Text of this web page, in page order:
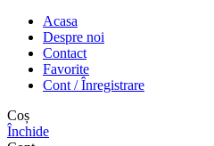
Acasa
Despre noi
Contact
Favorite
Cont / Înregistrare
Coș
Închide